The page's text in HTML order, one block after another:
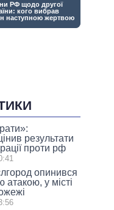
результати
проти рф
опинився
атакою, у місті